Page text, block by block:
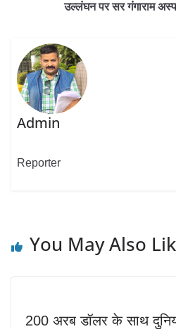
उल्लंघन पर सर गंगाराम
Admin
Reporter
You May Also
200 अरब डॉलर के साथ